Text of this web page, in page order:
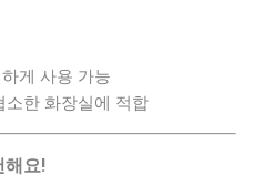
게 사용 가능
소한 화장실에 적합
해요!